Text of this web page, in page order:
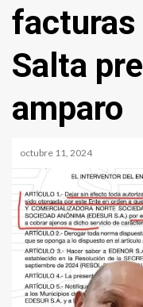
facturas
Salta
amparo
octubre 11, 2024